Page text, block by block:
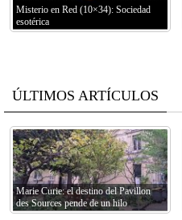
Misterio en Red (10×34): Sociedad
esotérica
ÚLTIMOS ARTÍCULOS
Marie Curie: el destino del Pavillon
des Sources pende de un hilo